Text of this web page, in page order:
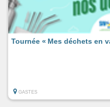
Tournée « Mes déchets en
GASTES